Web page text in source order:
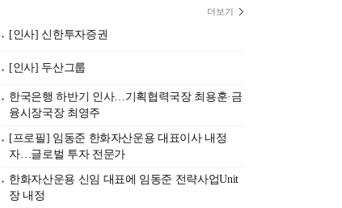
더보기
[인사] 신한투자증권
[인사] 두산그룹
한국은행 하반기 인사…기획협력국장 최용훈·금
융시장국장 최영주
[프로필] 임동준 한화자산운용 대표이사 내정
자…글로벌 투자 전문가
한화자산운용 신임 대표에 임동준 전략사업Unit
장 내정